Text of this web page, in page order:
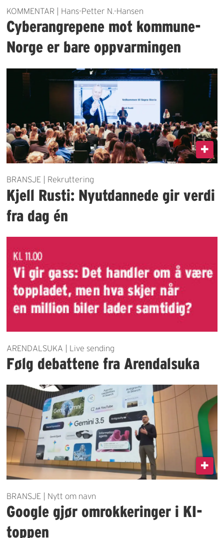
KOMMENTAR | Hans-Petter N.-Hansen
Cyberangrepene mot kommune-
Norge er bare oppvarmingen
BRANSJE | Rekruttering
Kjell Rusti: Nyutdannede gir verdi
fra dag én
ARENDALSUKA | Live sending
Følg debattene fra Arendalsuka
BRANSJE | Nytt om navn
Google gjør omrokkeringer i KI-
toppen